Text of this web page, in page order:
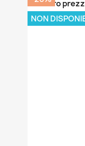
Il nostro
NON